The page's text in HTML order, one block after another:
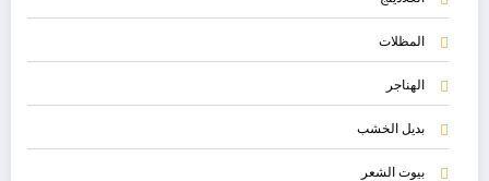
المظلات
الهناجر
بديل الخشب
بيوت الشعر